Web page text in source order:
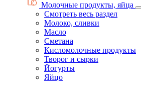
Молочные продукты, яйца
Смотреть весь раздел
Молоко, сливки
Масло
Сметана
Кисломолочные продукты
Творог и сырки
Йогурты
Яйцо